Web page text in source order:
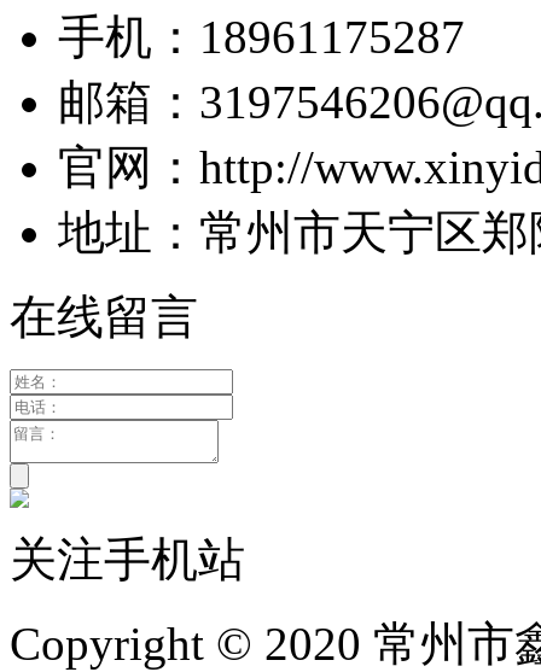
手机：18961175287
邮箱：
官网：http://
地址：常州市天宁区
在线留言
关注手机站
Copyright © 2020 常州